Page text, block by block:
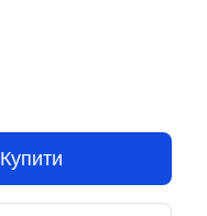
Купити